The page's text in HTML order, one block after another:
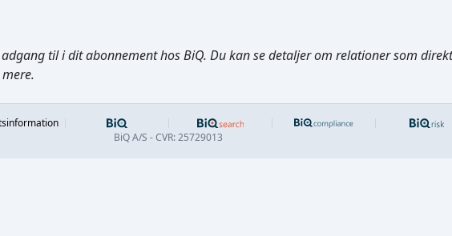
til i dit abonnement hos BiQ. Du kan se detaljer om relationer som
BiQ A/S - CVR: 25729013